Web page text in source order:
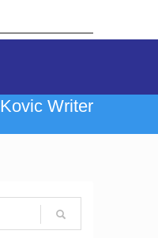
Kovic Writer